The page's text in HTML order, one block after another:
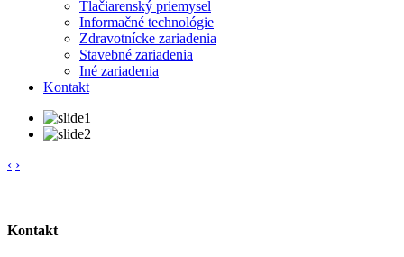
Tlačiarenský priemysel
Informačné technológie
Zdravotnícke zariadenia
Stavebné zariadenia
Iné zariadenia
Kontakt
‹ ›
Kontakt